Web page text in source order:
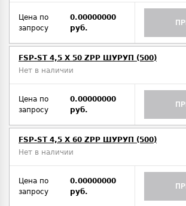
Цена по
запросу
0.00000000
руб.
FSP-ST 4,5 X 50 ZPP ШУРУП (500)
Нет в наличии
Цена по
запросу
0.00000000
руб.
FSP-ST 4,5 X 60 ZPP ШУРУП (500)
Нет в наличии
Цена по
запросу
0.00000000
руб.